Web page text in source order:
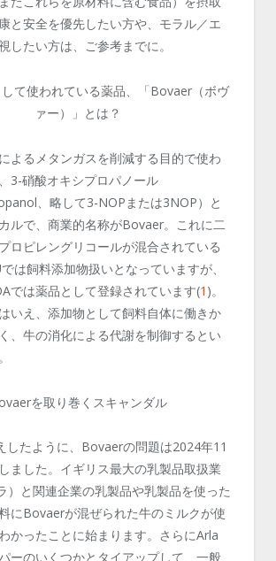
と安全を優先したい方や、モラル／エ
したい方は、ご参考までに。
て使われている薬品、 「Bovaer（ボヴ
ァー）」とは？
よるメタンガスを削減する目的で使わ
3-硝酸オキシプロパノール
、略して3-NOPまたは3NOP）と
ルで、商業的名称がBovaer。 これに 二
ロピレングリコールが混合されている
では飼料添加物扱いとなっていますが、
では薬品として登録されています(1 )。
いえ、添加物として飼料自体に働きか
、牛の消化による代謝を制御するとい
。
を取り巻くスキャンダル
したように、 Bovaerの問題は2024年11
ました。イギリス最大の乳製品取扱業
）と関連企業の乳製品や乳製品を使った
にBovaerが混ぜられた牛のミルクが使
かったことに始まります。さらにArla
ーのいくつかとタイアップして、一般